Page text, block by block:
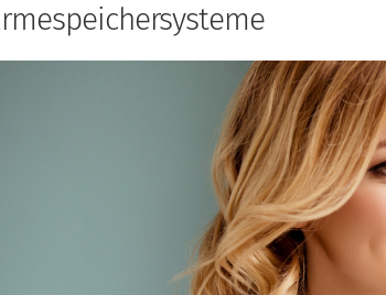
ÜBERSICHT
HEIZGAS
HEIZGAS UMLAND
KOCHGAS
MARKTPARTNER